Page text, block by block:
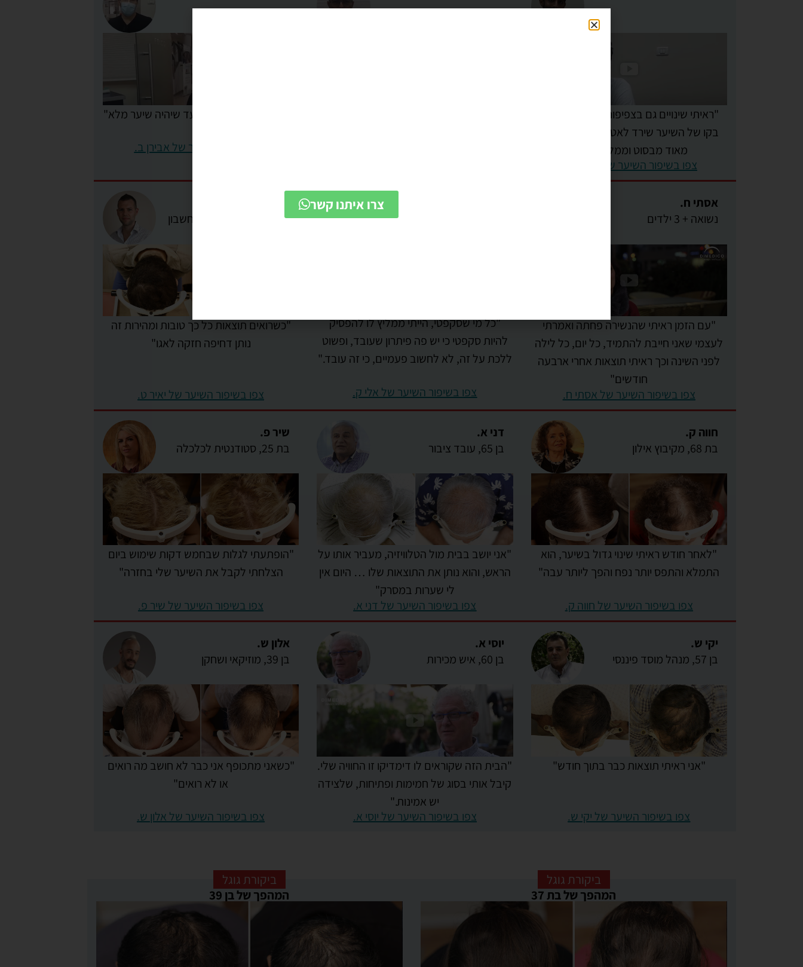
"ראיתי שינויים גם בצפיפות של השיער, וגם
בקו של השיער שירד לאט לאט למטה, ואני
מאוד מבסוט וממליץ בחום"
צפו בשיפור השיער של אריאל ב.
"אני מרוצה, נמשיך ככה עד שיהיה שיער מלא"
צפו בשיפור השיער של אבירן ב.
אסתי ח.
נשואה + 3 ילדים
"עם הזמן ראיתי שהנשירה פחתה ואמרתי
לעצמי שאני חייבת להתמיד, כל יום, כל לילה
לפני השינה וכך ראיתי תוצאות אחרי ארבעה
חודשים"
צפו בשיפור השיער של אסתי ח.
"כל מי שסקפטי, הייתי ממליץ לו להפסיק
להיות סקפטי כי יש פה פיתרון שעובד, ופשוט
ללכת על זה, לא לחשוב פעמיים, כי זה עובד."
צפו בשיפור השיער של אלי ק.
בן 28, סטודנט לראיית חשבון
"כשרואים תוצאות כל כך טובות ומהירות זה
נותן דחיפה חזקה לאגו"
צפו בשיפור השיער של יאיר ט.
חווה ק.
בת 68, מקיבוץ אילון
"לאחר חודש ראיתי שינוי גדול בשיער, הוא
התמלא והתפס יותר נפח והפך ליותר עבה"
צפו בשיפור השיער של חווה ק.
דני א.
בן 65, עובד ציבור
"אני יושב בבית מול הטלוויזיה, מעביר אותו על
הראש, והוא נותן את התוצאות שלו … היום אין
לי שערות במסרק"
צפו בשיפור השיער של דני א.
שיר פ.
בת 25, סטודנטית לכלכלה
"הופתעתי לגלות שבחמש דקות שימוש ביום
הצלחתי לקבל את השיער שלי בחזרה"
צפו בשיפור השיער של שיר פ.
יקי ש.
בן 57, מנהל מוסד פיננסי
"אני ראיתי תוצאות כבר בתוך חודש"
צפו בשיפור השיער של יקי ש.
יוסי א.
בן 60, איש מכירות
"הבית הזה שקוראים לו דימדיקו זו החוויה שלי.
קיבל אותי בסוג של חמימות ופתיחות, שלצידה
יש אמינות."
צפו בשיפור השיער של יוסי א.
אלון ש.
בן 39, מוזיקאי ושחקן
"כשאני מתכופף אני כבר לא חושב מה רואים
או לא רואים"
צפו בשיפור השיער של אלון ש.
ביקורת גוגל
המהפך של בת 37
ביקורת גוגל
המהפך של בן 39
צרו איתנו קשר